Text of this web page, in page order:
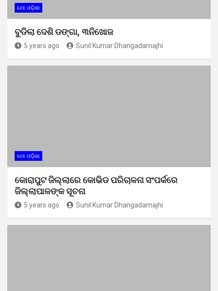
ମୋ ଓଡ଼ିଶା
ବୁଡିଲା ଦେଶି ଡଙ୍ଗା, ୩ନିଖୋଜ
5 years ago Sunil Kumar Dhangadamajhi
ମୋ ଓଡ଼ିଶା
କୋରାପୁଟ ଜିଲ୍ଲାରେ କୋଭିଡ ପରିଚାଳନା ସଂପର୍କରେ
ଜିଲ୍ଲାପାଳଙ୍କ ସୂଚନା
5 years ago Sunil Kumar Dhangadamajhi